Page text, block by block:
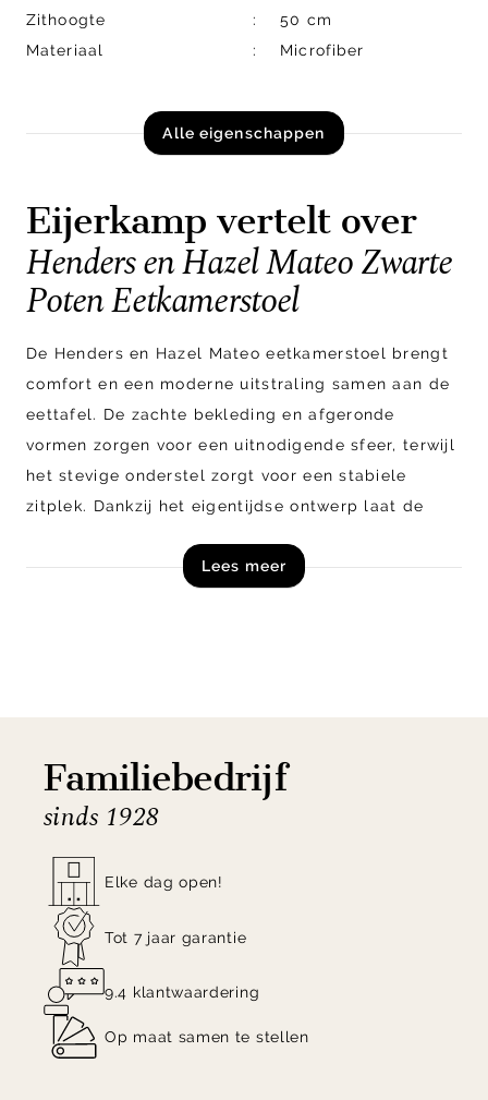
Zithoogte
50 cm
Materiaal
Microfiber
Alle eigenschappen
Eijerkamp vertelt over
Henders en Hazel Mateo Zwarte
Poten Eetkamerstoel
De Henders en Hazel Mateo eetkamerstoel brengt
comfort en een moderne uitstraling samen aan de
eettafel. De zachte bekleding en afgeronde
vormen zorgen voor een uitnodigende sfeer, terwijl
het stevige onderstel zorgt voor een stabiele
zitplek. Dankzij het eigentijdse ontwerp laat de
woonstijlen, van modern tot industrieel.
Lees meer
Familiebedrijf
sinds 1928
Elke dag open!
Tot 7 jaar garantie
9.4 klantwaardering
Op maat samen te stellen